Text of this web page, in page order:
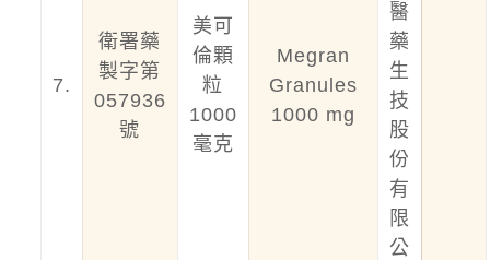
7.
衛署藥
製字第
057936
號
美可
倫顆
粒
1000
毫克
Megran
Granules
1000 mg
醫
藥
生
技
股
份
有
限
公